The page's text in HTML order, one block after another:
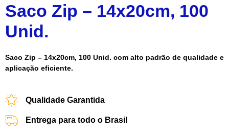
Saco Zip – 14x20cm, 100
Unid.
Saco Zip – 14x20cm, 100 Unid. com alto padrão de qualidade e
aplicação eficiente.
Qualidade Garantida
Entrega para todo o Brasil